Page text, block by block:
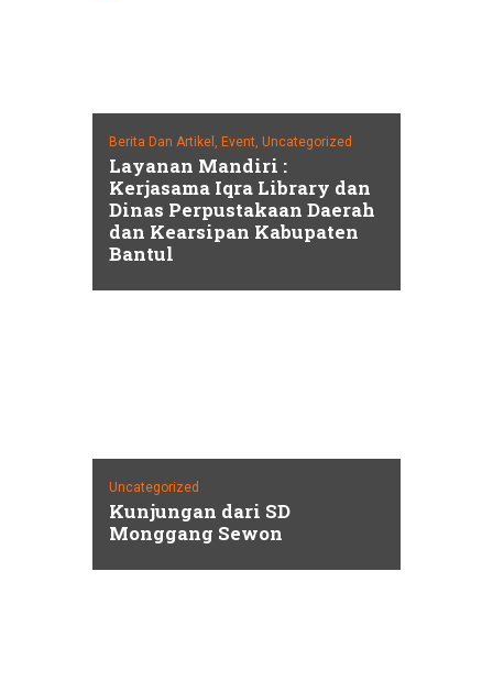
Berita Dan Artikel, Event, Uncategorized
Layanan Mandiri :
Kerjasama Iqra Library dan
Dinas Perpustakaan Daerah
dan Kearsipan Kabupaten
Bantul
Uncategorized
Kunjungan dari SD
Monggang Sewon